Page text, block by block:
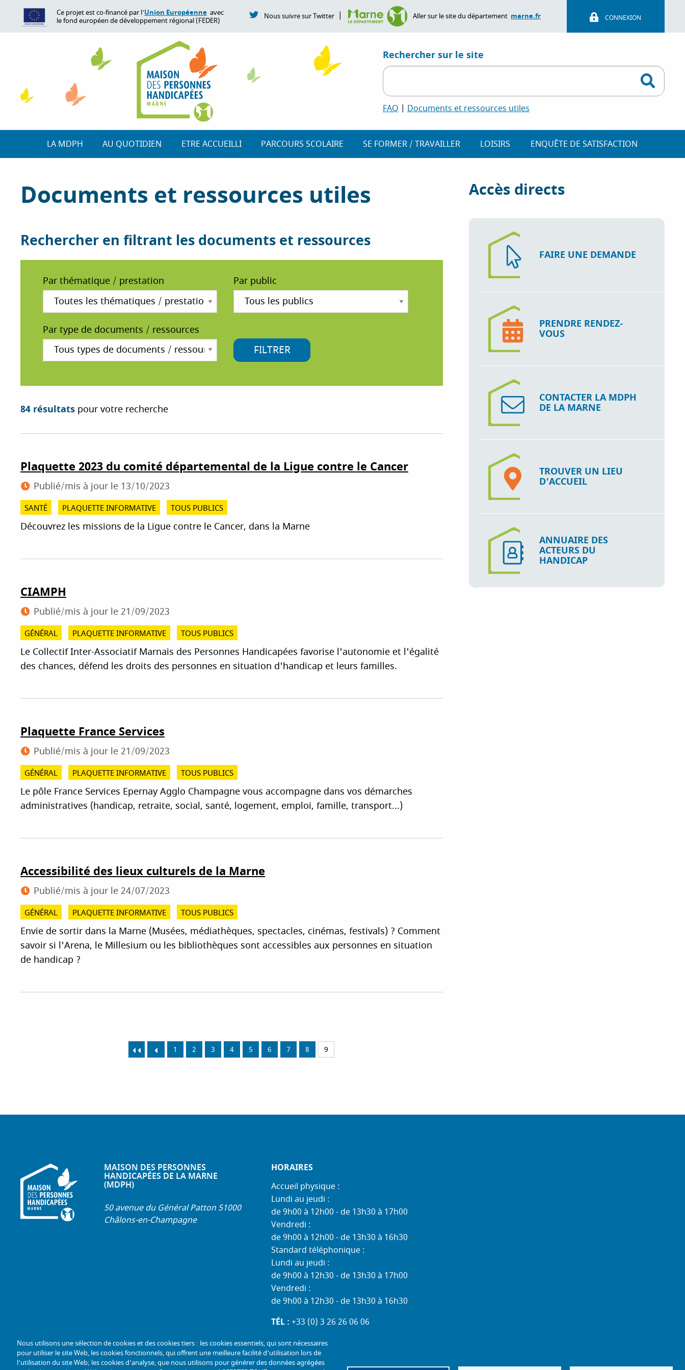
l
t
Ce projet est co-financé par l'Union Européenne avec
le fond européen de développement régional (FEDER)
Nous suivre sur Twitter | Aller sur le site du département marne.fr CONNEXION
Rechercher sur le site
FAQ Documents et ressources utiles
LA MDPH AU QUOTIDIEN ETRE ACCUEILLI PARCOURS SCOLAIRE SE FORMER / TRAVAILLER LOISIRS ENQUÊTE DE SATISFACTION
Documents et ressources utiles
Rechercher en filtrant les documents et ressources
Par thématique / prestation Par public
Par type de documents / ressources
84 résultats pour votre recherche
Plaquette 2023 du comité départemental de la Ligue contre le Cancer
Publié/mis à jour le 13/10/2023
SANTÉ PLAQUETTE INFORMATIVE TOUS PUBLICS
Découvrez les missions de la Ligue contre le Cancer, dans la Marne
CIAMPH
Publié/mis à jour le 21/09/2023
GÉNÉRAL PLAQUETTE INFORMATIVE TOUS PUBLICS
Le Collectif Inter-Associatif Marnais des Personnes Handicapées favorise l'autonomie et l'égalité
des chances, défend les droits des personnes en situation d'handicap et leurs familles.
Plaquette France Services
Publié/mis à jour le 21/09/2023
GÉNÉRAL PLAQUETTE INFORMATIVE TOUS PUBLICS
Le pôle France Services Epernay Agglo Champagne vous accompagne dans vos démarches
administratives (handicap, retraite, social, santé, logement, emploi, famille, transport...)
Accessibilité des lieux culturels de la Marne
Publié/mis à jour le 24/07/2023
GÉNÉRAL PLAQUETTE INFORMATIVE TOUS PUBLICS
Envie de sortir dans la Marne (Musées, médiathèques, spectacles, cinémas, festivals) ? Comment
savoir si l'Arena, le Millesium ou les bibliothèques sont accessibles aux personnes en situation
de handicap ?
1 2 3 4 5 6 7 8 9
Accès directs
FAIRE UNE DEMANDE
PRENDRE RENDEZ-
VOUS
CONTACTER LA MDPH
DE LA MARNE
TROUVER UN LIEU
D'ACCUEIL
ANNUAIRE DES
ACTEURS DU
HANDICAP
MAISON DES PERSONNES
HANDICAPÉES DE LA MARNE
(MDPH)
50 avenue du Général Patton 51000
Châlons-en-Champagne
HORAIRES
Accueil physique :
Lundi au jeudi :
de 9h00 à 12h00 - de 13h30 à 17h00
Vendredi :
de 9h00 à 12h00 - de 13h30 à 16h30
Standard téléphonique :
Lundi au jeudi :
de 9h00 à 12h30 - de 13h30 à 17h00
Vendredi :
de 9h00 à 12h30 - de 13h30 à 16h30
TÉL : +33 (0) 3 26 26 06 06
Nous utilisons une sélection de cookies et des cookies tiers : les cookies essentiels, qui sont nécessaires
pour utiliser le site Web, les cookies fonctionnels, qui offrent une meilleure facilité d'utilisation lors de
l'utilisation du site Web; les cookies d'analyse, que nous utilisons pour générer des données agrégées